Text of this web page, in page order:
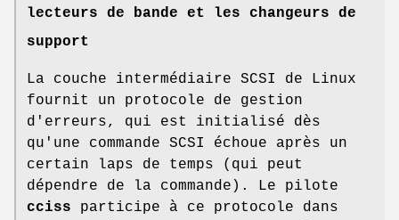
lecteurs de bande et les changeurs de
support
La couche intermédiaire SCSI de Linux
fournit un protocole de gestion
d'erreurs, qui est initialisé dès
qu'une commande SCSI échoue après un
certain laps de temps (qui peut
dépendre de la commande). Le pilote
cciss participe à ce protocole dans